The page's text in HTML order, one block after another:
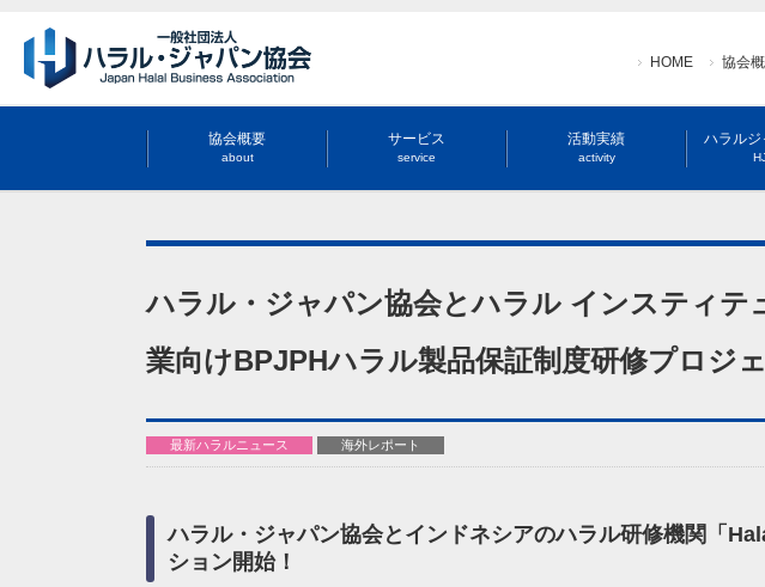
HOME 協会
協会概要
about
サービス
service
活動実績
activity
ハラルジ
ハラル・ジャパン協会とハラル インスティテ
業向けBPJPHハラル製品保証制度研修プロジ
最新ハラルニュース 海外レポート
ハラル・ジャパン協会とインドネシアのハラル研修機関「
ション開始！